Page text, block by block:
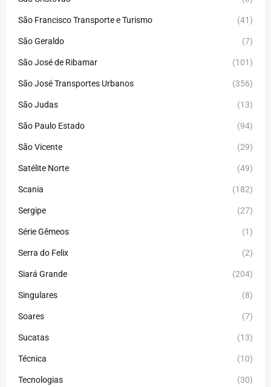
São Francisco Transporte e Turismo (41)
São Geraldo (7)
São José de Ribamar (101)
São José Transportes Urbanos (356)
São Judas (13)
São Paulo Estado (94)
São Vicente (29)
Satélite Norte (49)
Scania (182)
Sergipe (27)
Série Gêmeos (1)
Serra do Felix (2)
Siará Grande (204)
Singulares (8)
Soares (7)
Sucatas (13)
Técnica (10)
Tecnologias (30)